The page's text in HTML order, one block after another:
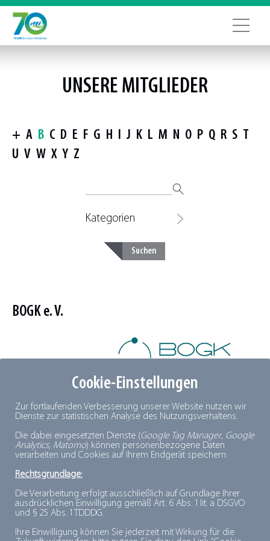
Cookie-Einstellungen
Zur fortlaufenden Verbesserung unserer Website nutzen wir
Dienste zur statistischen Analyse des Nutzungsverhaltens.
Die dabei eingesetzten Dienste (Google Tag Manager, Google
Analytics, Matomo) können personenbezogene Daten
verarbeiten und Cookies auf Ihrem Endgerät speichern.
Rechtsgrundlage:
Die Verarbeitung erfolgt ausschließlich auf Grundlage Ihrer
ausdrücklichen Einwilligung gemäß Art. 6 Abs. 1 lit. a DSGVO
und § 25 Abs. 1 TDDDG.
Ihre Einwilligung können Sie jederzeit mit Wirkung für die
UNSERE MITGLIEDER
+ A B C D E F G H I J K L M N O P Q R S T
U V W X Y Z
Kategorien
BOGK e. V.
Bundesverband der obst-, gemüse- und
kartoffelverarbeitenden Industrie e.V.
Postfach 15 01 07
53040 Bonn
Telefon: 0228 / 932 91-0
Telefax: 0228 / 932 91-20
Internet:http://www.bogk.org